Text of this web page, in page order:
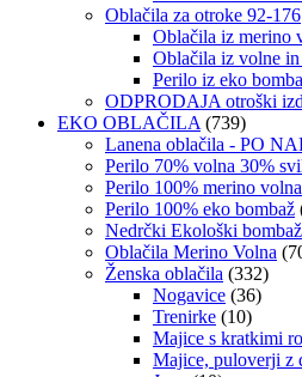
Oblačila za otroke 92-176
Oblačila iz merino
Oblačila iz volne
Perilo iz eko
ODPRODAJA otroški
EKO OBLAČILA (739)
Lanena oblačila - PO
Perilo 70% volna 30%
Perilo 100% merino volna
Perilo 100% eko bombaž
Nedrčki Ekološki bombaž
Oblačila Merino Volna
Ženska oblačila (332)
Nogavice (36)
Trenirke (10)
Majice s kratkimi
Majice, puloverji z